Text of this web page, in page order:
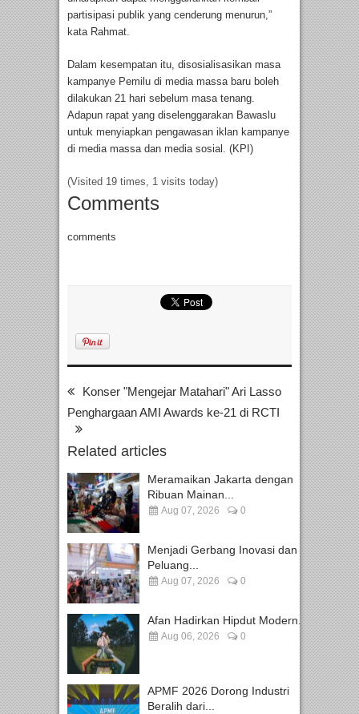
partisipasi publik yang cenderung menurun,”
kata Rahmat.
Dalam kesempatan itu, disosialisasikan masa
kampanye Pemilu di media massa baru boleh
dilakukan 21 hari sebelum masa tenang.
Adapun rapat yang diselenggarakan Bawaslu
untuk menyiapkan pengawasan iklan kampanye
di media massa dan media sosial. (KPI)
(Visited 19 times, 1 visits today)
Comments
comments
Konser "Mengejar Matahari" Ari Lasso
Penghargaan AMI Awards ke-21 di RCTI
Related articles
Meramaikan Jakarta dengan
Ribuan Mainan...
Aug 07, 2026 0
Menjadi Gerbang Inovasi dan
Peluang...
Aug 07, 2026 0
Afan Hadirkan Hipdut Modern...
Aug 06, 2026 0
APMF 2026 Dorong Industri
Beralih dari...